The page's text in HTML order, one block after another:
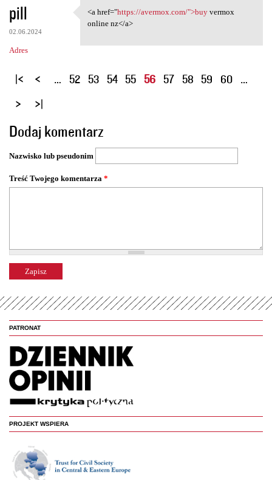
pill
02.06.2024
Adres
<a href="https://avermox.com/
<a href="https://avermox.com/">buyvermox
online nz</a>
S
o
n
y
… 52 53 54 55 56 57 58 59 60 …
Dodaj komentarz
Nazwisko lub pseudonim
Treść Twojego komentarza *
PATRONAT
PROJEKT WSPIERA